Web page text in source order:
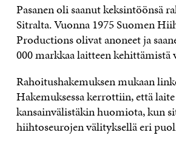
Pasanen oli saanut keksintöönsä
Sitralta. Vuonna 1975 Suomen
Productions olivat anoneet ja
000 markkaa laitteen kehittämistä
Rahoitushakemuksen mukaan
Hakemuksessa kerrottiin, että
kansainvälistäkin huomiota, kun
hiihtoseurojen välityksellä eri